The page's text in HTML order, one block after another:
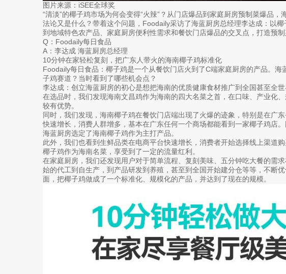
图片来源：iSEE全球奖
“清淡”的椰子鸡市场为何会变得“火辣”？从门店爆品到家庭厨房预制菜爆品，
法论又是什么？带着这个问题，Foodaily采访了海蓝厨房总经理李达成：以
到地域特色农产品、家庭厨房便利性需求和餐饮门店爆品的交叉点，打造预制
Q：Foodaily每日食品
A：李达成 海蓝厨房总经理
10分钟在家轻松复刻，把广东人带火的海南椰子鸡标准化
Foodaily每日食品：椰子鸡是一个从餐饮门店火到了C端家庭厨房的产品。海
子鸡赛道？当时看到了哪些机会点？
李达成：创立海蓝厨房的初心是想把海南的优质健康食材推广到全国甚至全世
在选品时，我们发现海南文昌鸡作为海南的四大名菜之首，在口味、产业化
较有优势。
同时，我们发现，海南椰子鸡在餐饮门店端出现了火爆的迹象，特别是在广
快速增长，消费人群增多，基本在广东任何一个商场都能看到一家椰子鸡店。
海蓝厨房选定了海南椰子鸡作为主打产品。
此外，我们也看到生鲜品类在电商平台快速增长，消费者开始选择线上渠道购
椰子鸡作为海南名菜，享受到了一定的流量红利。
在家庭厨房，我们还发现用户对于简单流程、复刻美味、五分钟吃大餐的需
始的代工到自生产，到产品研发到养殖，甚至到全国开始建分仓等等，不断
面，把椰子鸡做成了一个标准化、规模化的产品，并达到了现在的规模。